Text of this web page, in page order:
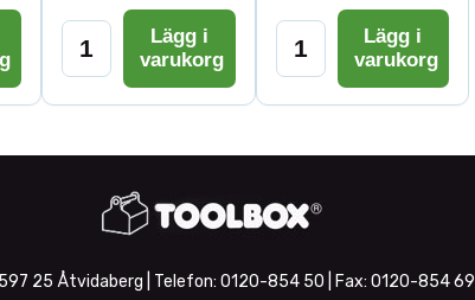
Lägg i
varukorg
Lägg i
varukorg
25 Åtvidaberg | Telefon: 0120-854 50 | Fax: 0120-854 69